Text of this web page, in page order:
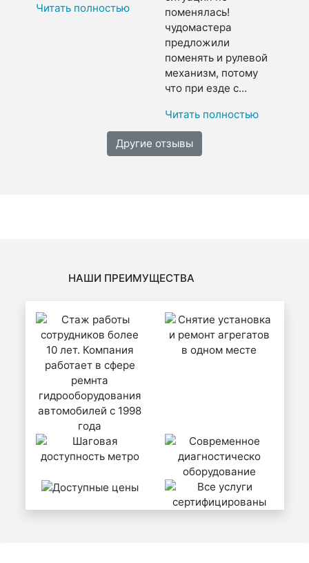
Читать полностью
поменялась!
чудомастера
предложили
поменять и рулевой
механизм, потому
что при езде с...
Читать полностью
Другие отзывы
НАШИ ПРЕИМУЩЕСТВА